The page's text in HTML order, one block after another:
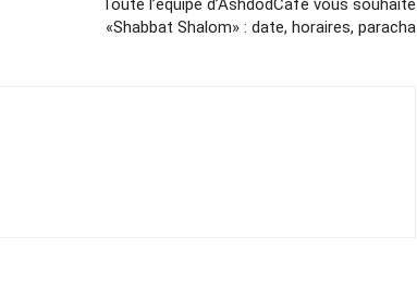
Toute l’équipe d’AshdodCafé vous souhaite
«Shabbat Shalom» : date, horaires, paracha